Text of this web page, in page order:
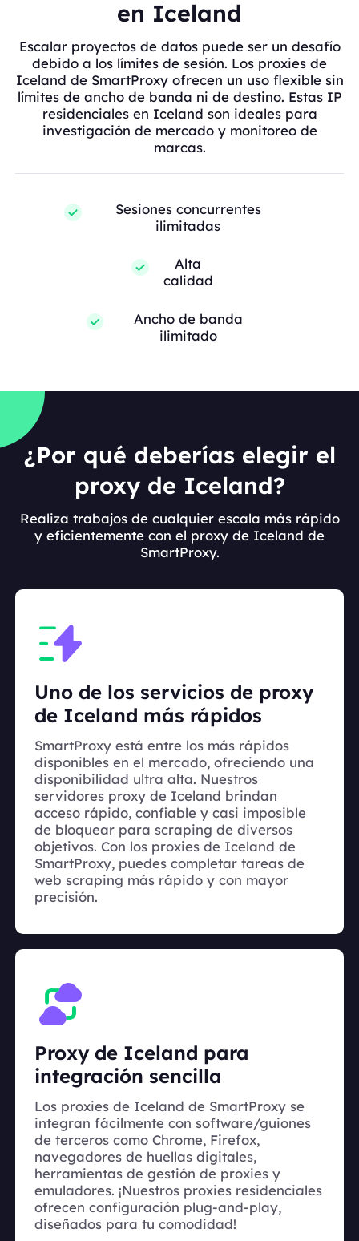
en Iceland
Escalar proyectos de datos puede ser un desafío
debido a los límites de sesión. Los proxies de
Iceland de SmartProxy ofrecen un uso flexible sin
límites de ancho de banda ni de destino. Estas IP
residenciales en Iceland son ideales para
investigación de mercado y monitoreo de
marcas.
Sesiones concurrentes
ilimitadas
Alta
calidad
Ancho de banda
ilimitado
¿Por qué deberías elegir el
proxy de Iceland?
Realiza trabajos de cualquier escala más rápido
y eficientemente con el proxy de Iceland de
SmartProxy.
Uno de los servicios de proxy
de Iceland más rápidos
SmartProxy está entre los más rápidos
disponibles en el mercado, ofreciendo una
disponibilidad ultra alta. Nuestros
servidores proxy de Iceland brindan
acceso rápido, confiable y casi imposible
de bloquear para scraping de diversos
objetivos. Con los proxies de Iceland de
SmartProxy, puedes completar tareas de
web scraping más rápido y con mayor
precisión.
Proxy de Iceland para
integración sencilla
Los proxies de Iceland de SmartProxy se
integran fácilmente con software/guiones
de terceros como Chrome, Firefox,
navegadores de huellas digitales,
herramientas de gestión de proxies y
emuladores. ¡Nuestros proxies residenciales
ofrecen configuración plug-and-play,
diseñados para tu comodidad!